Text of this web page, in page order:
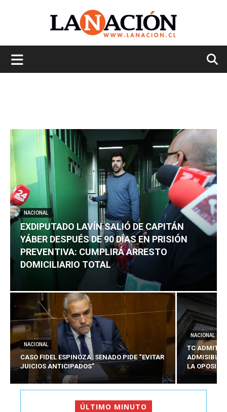
NACIONAL
EXDIPUTADO LAVÍN SALIÓ DE CAPITÁN
YÁBER DESPUÉS DE 90 DÍAS EN PRISIÓN
PREVENTIVA: CUMPLIRÁ ARRESTO
DOMICILIARIO TOTAL
NACIONAL
CASO FIDEL ESPINOZA: SENADO PIDE “EVITAR
JUICIOS ANTICIPADOS”
NACIONAL
TC ADMITE
ADMISIBLES
LA
ÚLTIMO MINUTO